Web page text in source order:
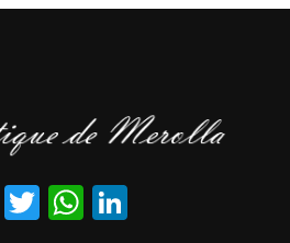
Facebook
TwitterWhatsApp